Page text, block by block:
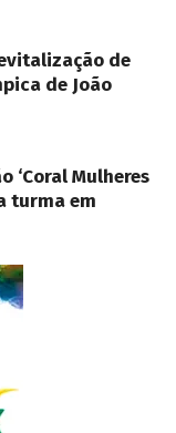
de
de João
‘Coral Mulheres
turma em